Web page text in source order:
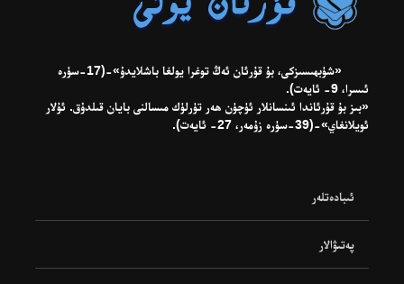
«شۈبھىسىزكى، بۇ قۇرئان ئەڭ توغرا يولغا باشلايدۇ»-(17-سۈرە
ئىسرا، 9- ئايەت).
«بىز بۇ قۇرئاندا ئىنسانلار ئۈچۈن ھەر تۈرلۈك مىسالنى بايان قىلدۇق. ئۇلار
ئويلانغاي»-(39-سۈرە زۇمەر، 27- ئايەت).
ئىبادەتلەر
پەتىۋالار